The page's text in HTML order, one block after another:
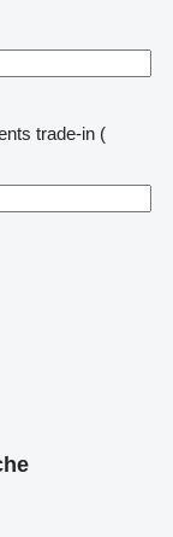
trade-in (